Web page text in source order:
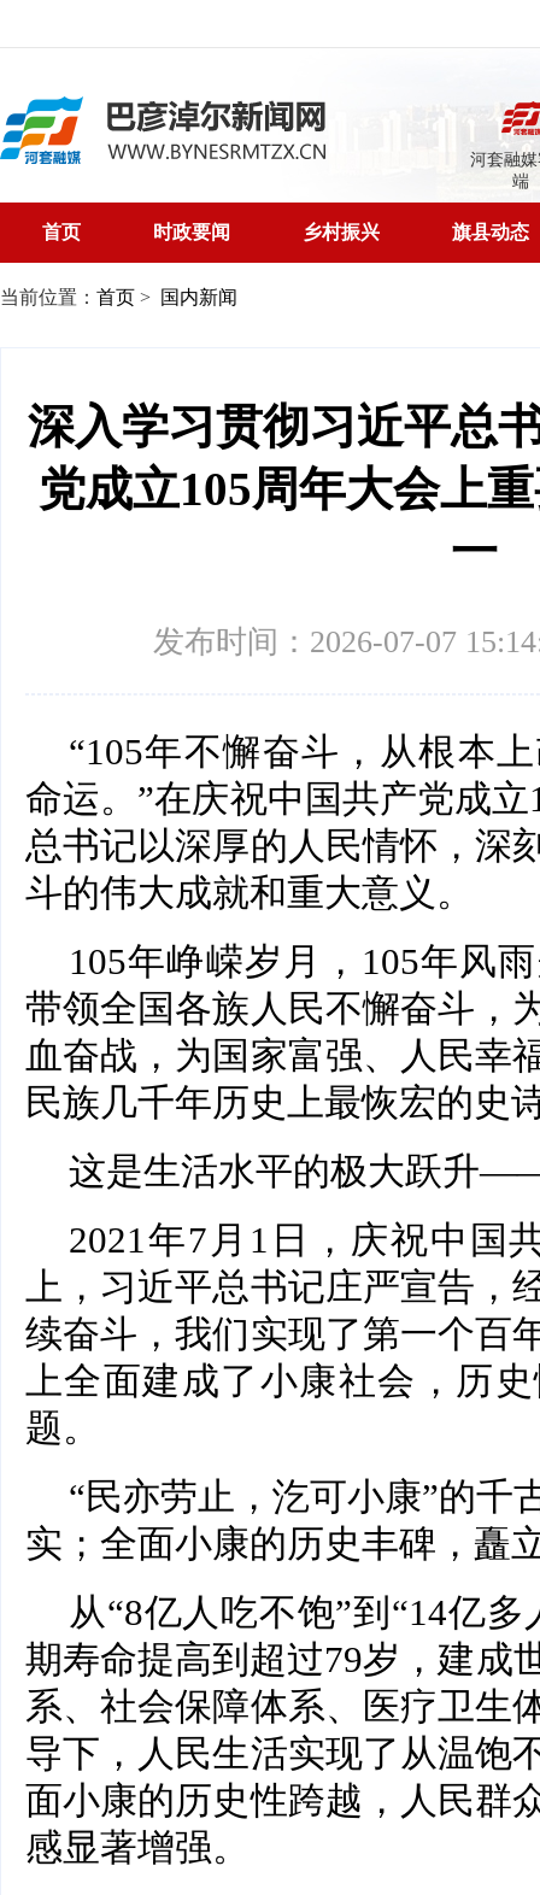
河套融
端
首页 时政要闻 乡村振兴 旗县动态
当前位置： 首页 > 国内新闻
深入学习贯彻习近平总
党成立105周年大会上
一
发布时间：2026-07-07
“105年不懈奋斗，从根本
命运。”在庆祝中国共产党成
总书记以深厚的人民情怀，深
斗的伟大成就和重大意义。
105年峥嵘岁月，105年风
带领全国各族人民不懈奋斗，
血奋战，为国家富强、人民幸
民族几千年历史上最恢宏的史
这是生活水平的极大跃升
2021年7月1日，庆祝中国
上，习近平总书记庄严宣告，
续奋斗，我们实现了第一个百
上全面建成了小康社会，历
题。
“民亦劳止，汔可小康”的千
实；全面小康的历史丰碑，矗
从“8亿人吃不饱”到“14亿
期寿命提高到超过79岁，建成
系、社会保障体系、医疗卫
导下，人民生活实现了从温饱
面小康的历史性跨越，人民群
感显著增强。